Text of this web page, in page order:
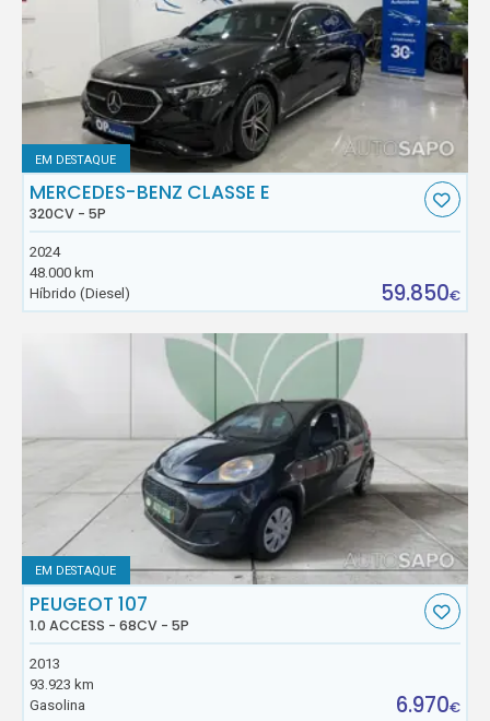
EM DESTAQUE
MERCEDES-BENZ CLASSE E
320CV - 5P
2024
48.000 km
Híbrido (Diesel)
59.850€
EM DESTAQUE
PEUGEOT 107
1.0 ACCESS - 68CV - 5P
2013
93.923 km
Gasolina
6.970€